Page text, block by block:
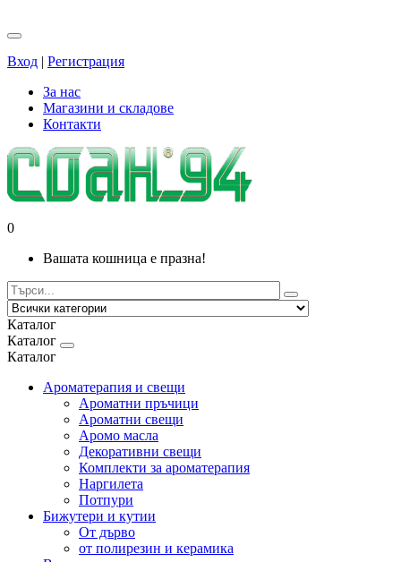
Вход | Регистрация
За нас
Магазини и складове
Контакти
0
Вашата кошница е празна!
Каталог
Каталог
Каталог
Ароматерапия и свещи
Ароматни пръчици
Ароматни свещи
Аромо масла
Декоративни свещи
Комплекти за ароматерапия
Наргилета
Потпури
Бижутери и кутии
От дърво
от полирезин и керамика